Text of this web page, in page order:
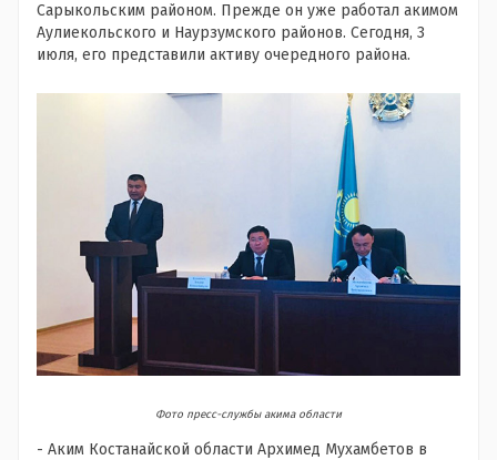
Сарыкольским районом. Прежде он уже работал акимом
Аулиекольского и Наурзумского районов. Сегодня, 3
июля, его представили активу очередного района.
Фото пресс-службы акима области
- Аким Костанайской области Архимед Мухамбетов в